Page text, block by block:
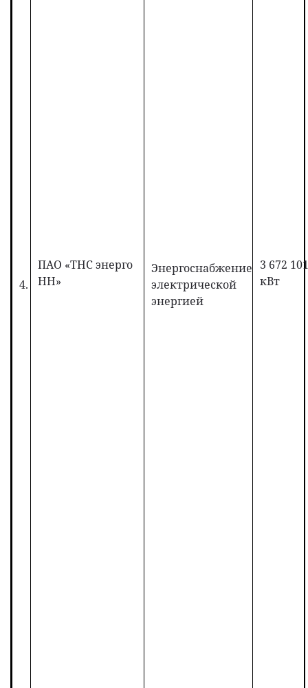
4.
ПАО «ТНС энерго
НН»
Энергоснабжение
электрической
энергией
3 672 101
кВт